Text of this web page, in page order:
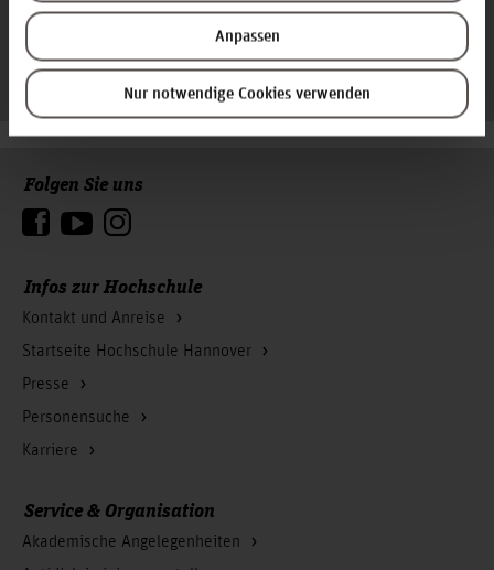
Anpassen
Nur notwendige Cookies verwenden
Infos zur Hochschule
Kontakt und Anreise
Startseite Hochschule Hannover
Presse
Personensuche
Karriere
Folgen Sie uns
Service & Organisation
Akademische Angelegenheiten